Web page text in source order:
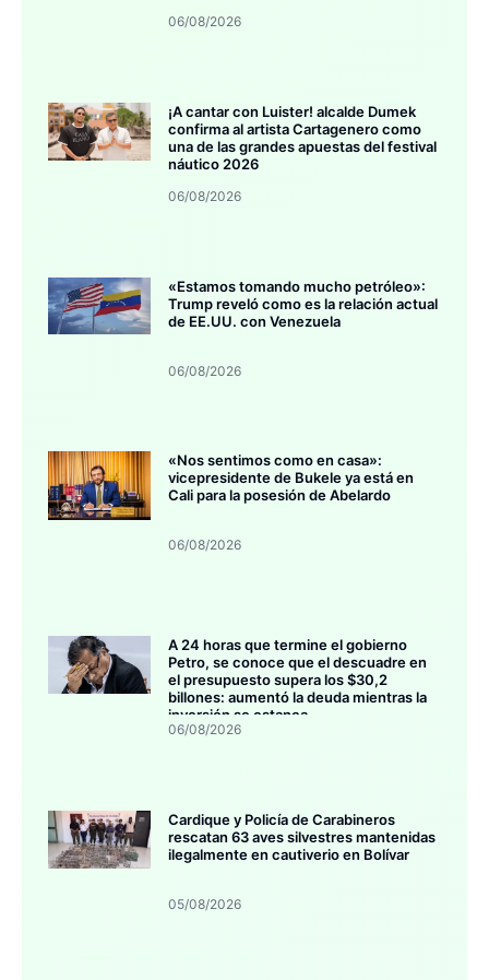
06/08/2026
¡A cantar con Luister! alcalde Dumek
confirma al artista Cartagenero como
una de las grandes apuestas del festival
náutico 2026
06/08/2026
«Estamos tomando mucho petróleo»:
Trump reveló como es la relación actual
de EE.UU. con Venezuela
06/08/2026
«Nos sentimos como en casa»:
vicepresidente de Bukele ya está en
Cali para la posesión de Abelardo
06/08/2026
A 24 horas que termine el gobierno
Petro, se conoce que el descuadre en
el presupuesto supera los $30,2
billones: aumentó la deuda mientras la
inversión se estanca
06/08/2026
Cardique y Policía de Carabineros
rescatan 63 aves silvestres mantenidas
ilegalmente en cautiverio en Bolívar
05/08/2026